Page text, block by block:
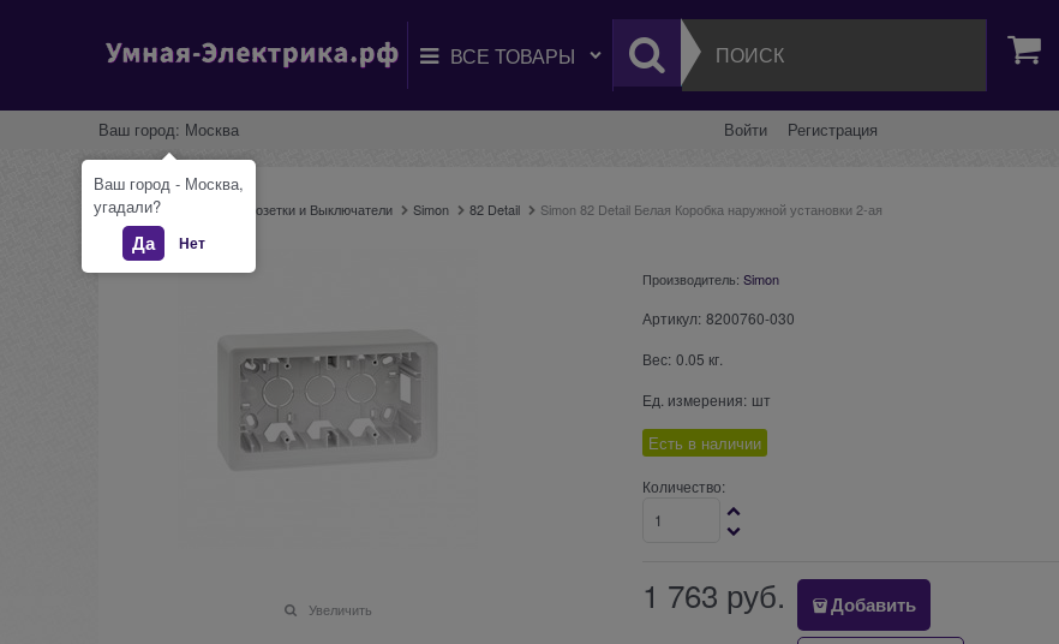
Ваш город: Москва Войти Регистрация
Главная Розетки и Выключатели Simon 82 Detail Simon 82 Detail Белая Коробка наружной установки 2-ая
Увеличить
Производитель: Simon
Артикул: 8200760-030
Вес: 0.05 кг.
Ед. измерения: шт
Есть в наличии
Количество:
1 763 руб. Добавить
Ваш город - Москва,
угадали?
Да Нет